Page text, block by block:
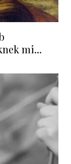
mi...